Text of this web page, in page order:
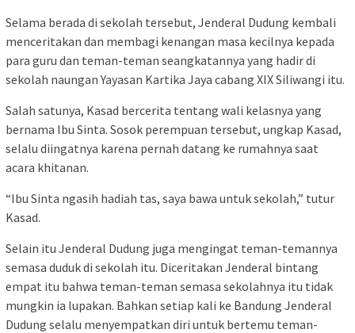
Selama berada di sekolah tersebut, Jenderal Dudung kembali
menceritakan dan membagi kenangan masa kecilnya kepada
para guru dan teman-teman seangkatannya yang hadir di
sekolah naungan Yayasan Kartika Jaya cabang XIX Siliwangi itu.
Salah satunya, Kasad bercerita tentang wali kelasnya yang
bernama Ibu Sinta. Sosok perempuan tersebut, ungkap Kasad,
selalu diingatnya karena pernah datang ke rumahnya saat
acara khitanan.
“Ibu Sinta ngasih hadiah tas, saya bawa untuk sekolah,” tutur
Kasad.
Selain itu Jenderal Dudung juga mengingat teman-temannya
semasa duduk di sekolah itu. Diceritakan Jenderal bintang
empat itu bahwa teman-teman semasa sekolahnya itu tidak
mungkin ia lupakan. Bahkan setiap kali ke Bandung Jenderal
Dudung selalu menyempatkan diri untuk bertemu teman-